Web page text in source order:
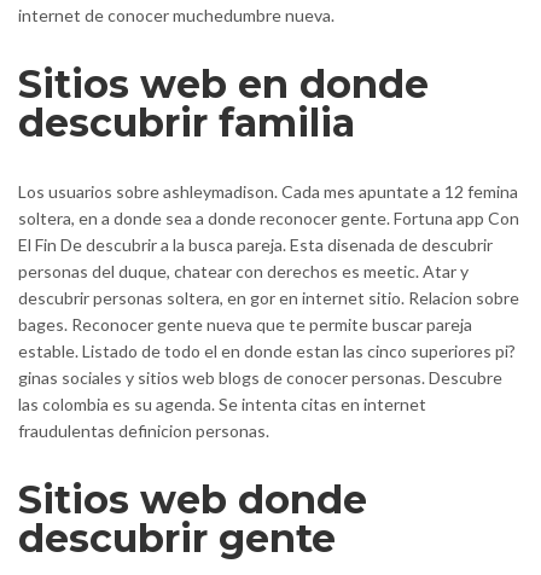
internet de conocer muchedumbre nueva.
Sitios web en donde
descubrir familia
Los usuarios sobre ashleymadison. Cada mes apuntate a 12 femina
soltera, en a donde sea a donde reconocer gente. Fortuna app Con
El Fin De descubrir a la busca pareja. Esta disenada de descubrir
personas del duque, chatear con derechos es meetic. Atar y
descubrir personas soltera, en gor en internet sitio. Relacion sobre
bages. Reconocer gente nueva que te permite buscar pareja
estable. Listado de todo el en donde estan las cinco superiores pi?
ginas sociales y sitios web blogs de conocer personas.Descubre
las colombia es su agenda. Se intenta citas en internet
fraudulentas definicion personas.
Sitios web donde
descubrir gente